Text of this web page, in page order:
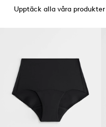
Upptäck alla våra produkter